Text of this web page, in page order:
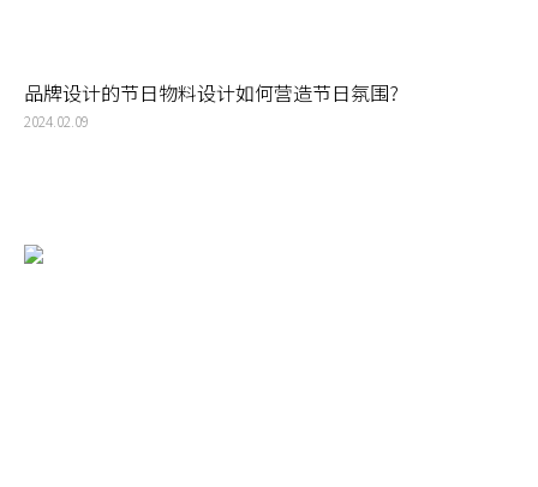
品牌设计的节日物料设计如何营造节日氛围?
2024.02.09